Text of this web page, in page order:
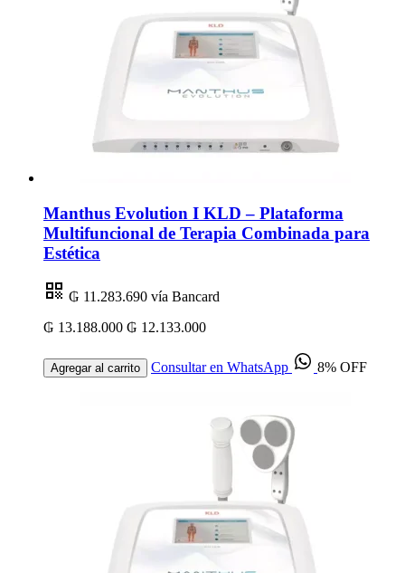
Manthus Evolution I KLD – Plataforma
Multifuncional de Terapia Combinada para
Estética
₲ 11.283.690 vía Bancard
₲ 13.188.000 ₲ 12.133.000
Agregar al carrito Consultar en WhatsApp 8% OFF